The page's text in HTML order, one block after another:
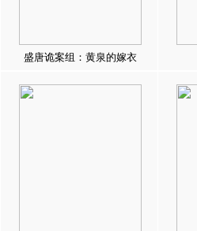
盛唐诡案组：黄泉的嫁衣